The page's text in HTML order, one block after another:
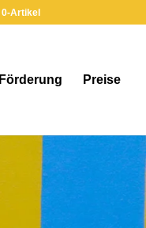
0-Artikel
Förderung Preise